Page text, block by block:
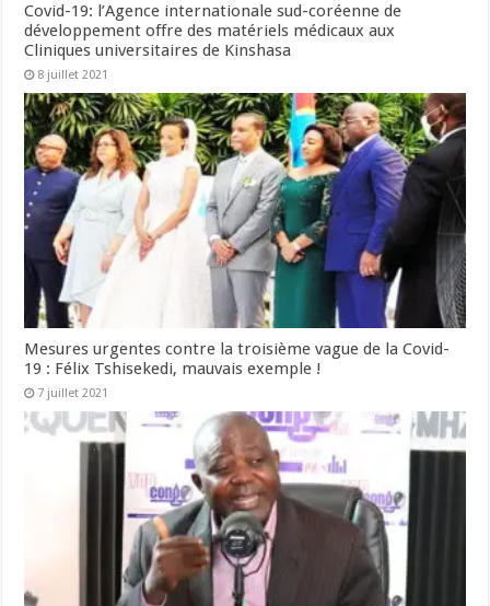
Covid-19: l’Agence internationale sud-coréenne de
développement offre des matériels médicaux aux
Cliniques universitaires de Kinshasa
8 juillet 2021
Mesures urgentes contre la troisième vague de la Covid-
19 : Félix Tshisekedi, mauvais exemple !
7 juillet 2021